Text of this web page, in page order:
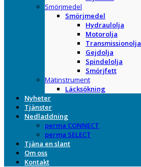
Smörjmedel
Smörjmedel
Hydraulolja
Motorolja
Transmissionolja
Gejdolja
Spindelolja
Smörjfett
Mätinstrument
Läcksökning
Nyheter
Tjänster
Nedladdning
perma CONNECT
perma SELECT
Tjäna en slant
Om oss
Kontakt